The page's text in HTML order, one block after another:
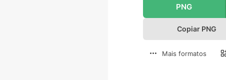
PNG
Copiar PNG
Mais formatos